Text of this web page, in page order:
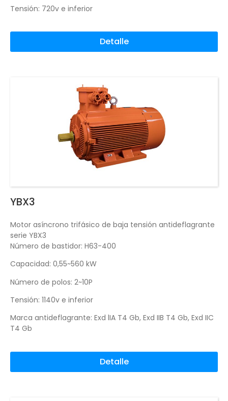
Tensión: 720v e inferior
Detalle
YBX3
Motor asíncrono trifásico de baja tensión antideflagrante
serie YBX3
Número de bastidor: H63-400
Capacidad: 0,55~560 kW
Número de polos: 2~10P
Tensión: 1140v e inferior
Marca antideflagrante: Exd lIA T4 Gb, Exd IIB T4 Gb, Exd IIC
T4 Gb
Detalle